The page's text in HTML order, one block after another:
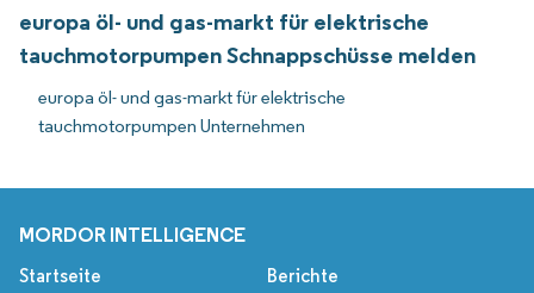
europa öl- und gas-markt für elektrische
tauchmotorpumpen Schnappschüsse melden
europa öl- und gas-markt für elektrische
tauchmotorpumpen Unternehmen
MORDOR INTELLIGENCE
Startseite Berichte